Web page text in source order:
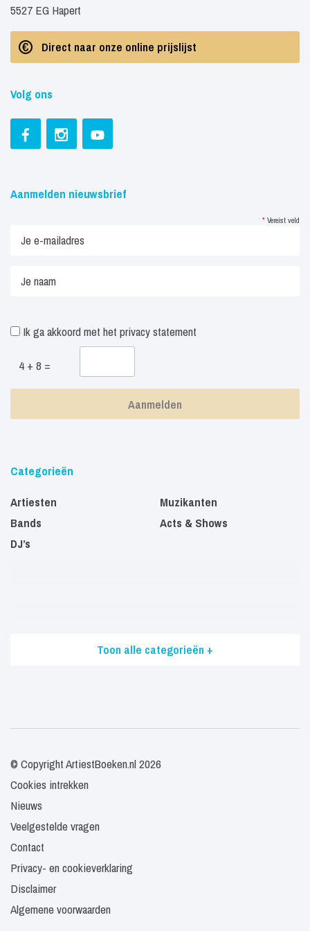
5527 EG Hapert
Direct naar onze online prijslijst
Volg ons
Aanmelden nieuwsbrief
* Vereist veld
Ik ga akkoord met het privacy statement
4 + 8 =
Categorieën
Artiesten
Bands
DJ’s
Muzikanten
Acts & Shows
Toon alle categorieën +
© Copyright ArtiestBoeken.nl 2026
Cookies intrekken
Nieuws
Veelgestelde vragen
Contact
Privacy- en cookieverklaring
Disclaimer
Algemene voorwaarden